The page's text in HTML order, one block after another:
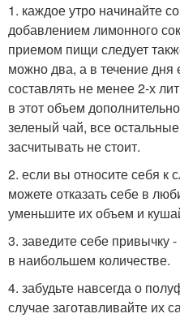
1. каждое утро начинайте
добавлением лимонного
приемом пищи следует
можно два, а в течение
составлять не менее 2-х
в этот объем
зеленый чай, все
засчитывать не стоит.
2. если вы относите себя к
можете отказать себе в
уменьшите их объем и
3. заведите себе привычку
в наибольшем количестве.
4. забудьте навсегда о
случае заготавливайте их